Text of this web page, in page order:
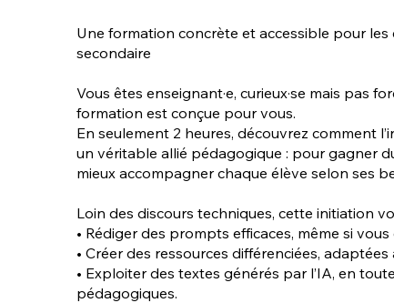
Une formation concrète et accessible pour
secondaire
Vous êtes enseignant·e, curieux·se mais pas
formation est conçue pour vous.
En seulement 2 heures, découvrez comment
un véritable allié pédagogique : pour gagner
mieux accompagner chaque élève selon ses
Loin des discours techniques, cette initiation
• Rédiger des prompts efficaces, même si
• Créer des ressources différenciées,
• Exploiter des textes générés par l’IA, en
pédagogiques.